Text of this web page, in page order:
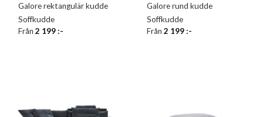
Galore rektangulär kudde
Soffkudde
Från2 199:-
Galore rund kudde
Soffkudde
Från2 199:-